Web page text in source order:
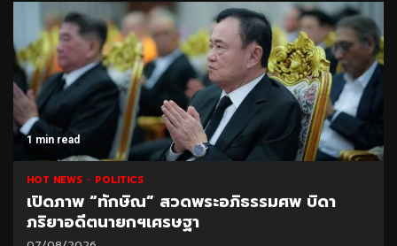
1 min read
HOT NEWS POLITICS
เปิดภาพ “ทักษิณ” สวดพระอภิธรรมศพ บิดา
ภริยาอดีตนายกฯเศรษฐา